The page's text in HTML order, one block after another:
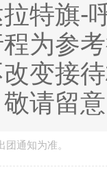
特旗-
为参
变接
请留
通知为准。